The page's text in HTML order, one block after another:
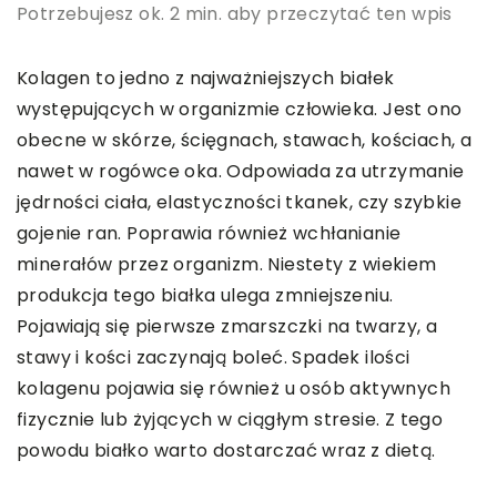
Potrzebujesz ok. 2 min. aby przeczytać ten wpis
Kolagen to jedno z najważniejszych białek
występujących w organizmie człowieka. Jest ono
obecne w skórze, ścięgnach, stawach, kościach, a
nawet w rogówce oka. Odpowiada za utrzymanie
jędrności ciała, elastyczności tkanek, czy szybkie
gojenie ran. Poprawia również wchłanianie
minerałów przez organizm. Niestety z wiekiem
produkcja tego białka ulega zmniejszeniu.
Pojawiają się pierwsze zmarszczki na twarzy, a
stawy i kości zaczynają boleć. Spadek ilości
kolagenu pojawia się również u osób aktywnych
fizycznie lub żyjących w ciągłym stresie. Z tego
powodu białko warto dostarczać wraz z dietą.